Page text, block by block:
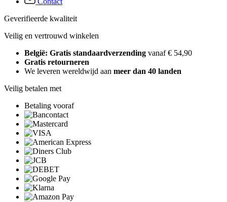
Geverifieerde kwaliteit
Veilig en vertrouwd winkelen
België: Gratis standaardverzending vanaf € 54,90
Gratis retourneren
We leveren wereldwijd aan meer dan 40 landen
Veilig betalen met
Betaling vooraf